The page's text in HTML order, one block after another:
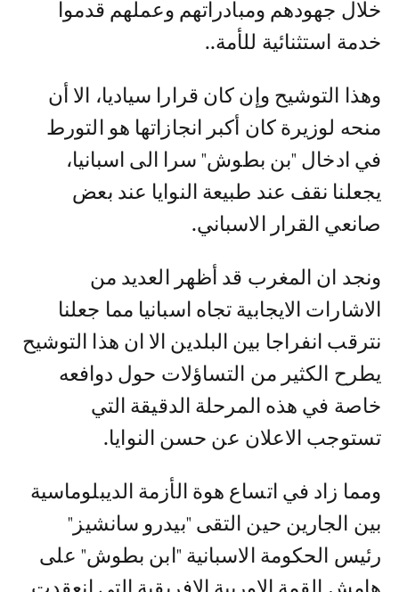
خلال جهودهم ومبادراتهم وعملهم قدموا
خدمة استثنائية للأمة..
وهذا التوشيح وإن كان قرارا سياديا، الا أن
منحه لوزيرة كان أكبر انجازاتها هو التورط
في ادخال "بن بطوش" سرا الى اسبانيا،
يجعلنا نقف عند طبيعة النوايا عند بعض
صانعي القرار الاسباني.
ونجد ان المغرب قد أظهر العديد من
الاشارات الايجابية تجاه اسبانيا مما جعلنا
نترقب انفراجا بين البلدين الا ان هذا التوشيح
يطرح الكثير من التساؤلات حول دوافعه
خاصة في هذه المرحلة الدقيقة التي
تستوجب الاعلان عن حسن النوايا.
ومما زاد في اتساع هوة الأزمة الديبلوماسية
بين الجارين حين التقى "بيدرو سانشيز"
رئيس الحكومة الاسبانية "ابن بطوش" على